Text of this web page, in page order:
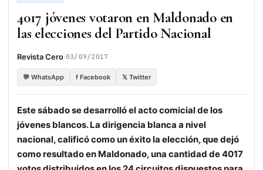
4017 jóvenes votaron en Maldonado en
las elecciones del Partido Nacional
Revista Cero·03/09/2017
💬 WhatsApp f Facebook 𝕏 Twitter
Este sábado se desarrolló el acto comicial de los
jóvenes blancos. La dirigencia blanca a nivel
nacional, calificó como un éxito la elección, que dejó
como resultado en Maldonado, una cantidad de 4017